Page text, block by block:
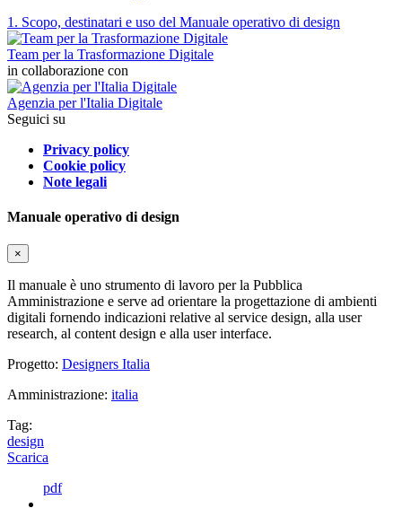
1. Scopo, destinatari e uso del Manuale operativo di design
Team per la Trasformazione Digitale
in collaborazione con
Agenzia per l'Italia Digitale
Seguici su
Privacy policy
Cookie policy
Note legali
Manuale operativo di design
×
Il manuale è uno strumento di lavoro per la Pubblica
Amministrazione e serve ad orientare la progettazione di ambienti
digitali fornendo indicazioni relative al service design, alla user
research, al content design e alla user interface.
Progetto: Designers Italia
Amministrazione: italia
Tag:
design
Scarica
pdf